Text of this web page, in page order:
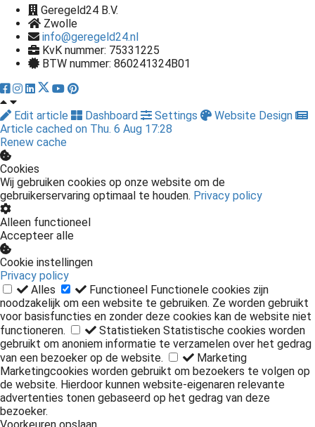
Geregeld24 B.V.
Zwolle
info@geregeld24.nl
KvK nummer: 75331225
BTW nummer: 860241324B01
Edit article Dashboard Settings
Website Design
Article cached on Thu. 6 Aug 17:28
Renew cache
Cookies
Wij gebruiken cookies op onze website om de
gebruikerservaring optimaal te houden. Privacy policy
Alleen functioneel
Accepteer alle
Cookie instellingen
Privacy policy
Alles
Functioneel Functionele cookies zijn
noodzakelijk om een website te gebruiken. Ze worden gebruikt
voor basisfuncties en zonder deze cookies kan de website niet
functioneren.
Statistieken Statistische cookies worden
gebruikt om anoniem informatie te verzamelen over het gedrag
van een bezoeker op de website.
Marketing
Marketingcookies worden gebruikt om bezoekers te volgen op
de website. Hierdoor kunnen website-eigenaren relevante
advertenties tonen gebaseerd op het gedrag van deze
bezoeker.
Voorkeuren opslaan